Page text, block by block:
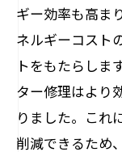
ギー効率も高ま
ネルギーコスト
トをもたらしま
ター修理はより
りました。これ
削減できるため